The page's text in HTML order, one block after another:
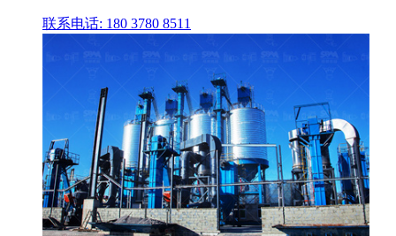
联系电话: 180 3780 8511